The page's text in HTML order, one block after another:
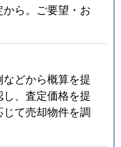
ら。ご要望・お
どから概算を提
、査定価格を提
て売却物件を調